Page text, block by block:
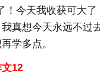
！今天我收获可大
真想今天永远不过
学多点。
12